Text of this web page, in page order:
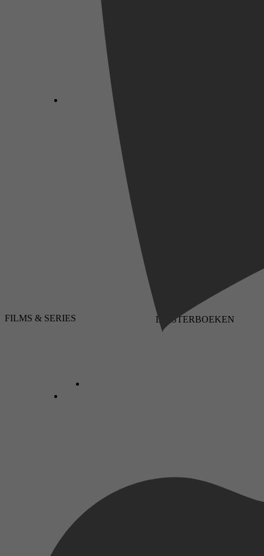
FILMS & SERIES LUISTERBOEKEN